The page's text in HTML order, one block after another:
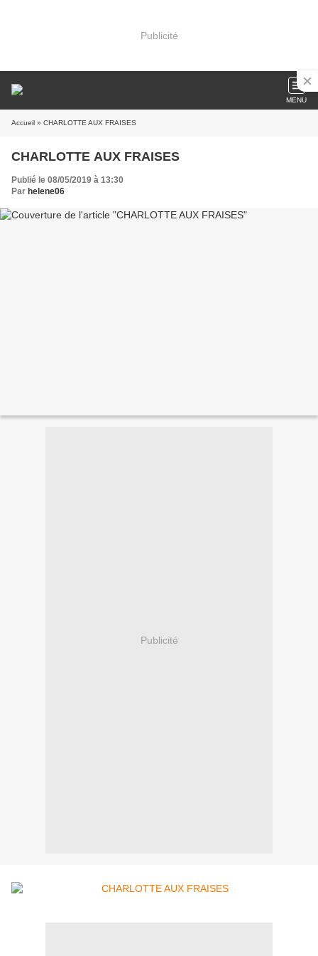
Publicité
MENU
Accueil » CHARLOTTE AUX FRAISES
CHARLOTTE AUX FRAISES
Publié le 08/05/2019 à 13:30
Par helene06
Publicité